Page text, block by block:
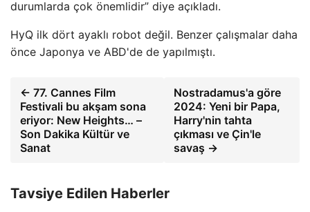
durumlarda çok önemlidir” diye açıkladı.
HyQ ilk dört ayaklı robot değil. Benzer çalışmalar daha
önce Japonya ve ABD'de de yapılmıştı.
← 77. Cannes Film
Festivali bu akşam sona
eriyor: New Heights… –
Son Dakika Kültür ve
Sanat
Nostradamus'a göre
2024: Yeni bir Papa,
Harry'nin tahta
çıkması ve Çin'le
savaş →
Tavsiye Edilen Haberler